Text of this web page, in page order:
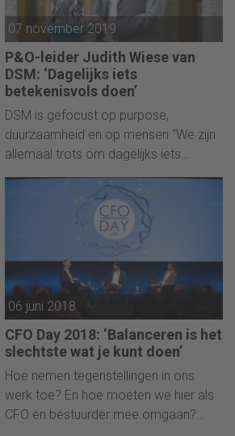
07 november 2019
P&O-leider Judith Wiese van
DSM: ‘Dagelijks iets
betekenisvols doen’
DSM is gefocust op purpose,
duurzaamheid en op mensen “We zijn
allemaal trots om dagelijks iets
betekenisvols te doen”, zegt P&O-
leider Judith Wiese.
06 juni 2018
CFO Day 2018: ‘Balanceren is het
slechtste wat je kunt doen’
Hoe nemen tegenstellingen in ons
werk toe? En hoe moeten we hier als
CFO en bestuurder mee omgaan?